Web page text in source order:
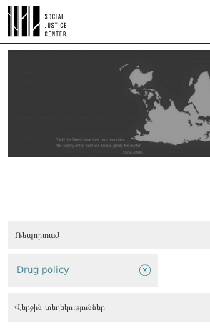
Ռեպորտաժ
Drug policy
Վերջին տեղեկություններ